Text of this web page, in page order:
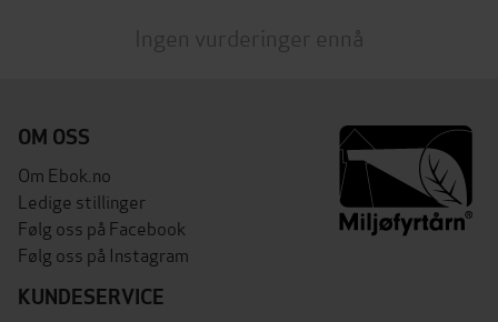
Ingen vurderinger ennå
OM OSS
Om Ebok.no
Ledige stillinger
Følg oss på Facebook
Følg oss på Instagram
KUNDESERVICE